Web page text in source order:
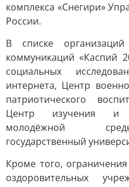
комплекса «Снегири»
России.
В списке
коммуникаций «Каспий
социальных
интернета, Центр
патриотического
Центр изучения и
молодёжной
государственный
Кроме того,
оздоровительных